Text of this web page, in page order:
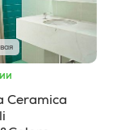
Ceramica